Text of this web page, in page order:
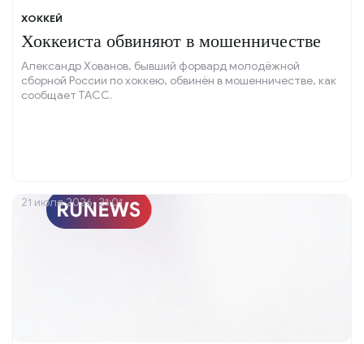
ХОККЕЙ
Хоккеиста обвиняют в мошенничестве
Александр Хованов, бывший форвард молодёжной
сборной России по хоккею, обвинён в мошенничестве, как
сообщает ТАСС.
21 июля 2026, 21:01